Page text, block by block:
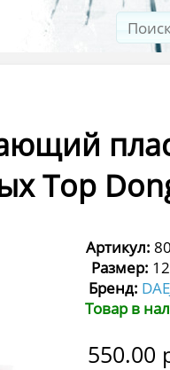
Top
Артикул:
Размер:
Бренд:
Товар в
550.00